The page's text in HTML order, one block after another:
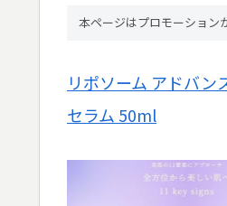
本ページはプロモーション
リポソーム アドバン
セラム 50ml